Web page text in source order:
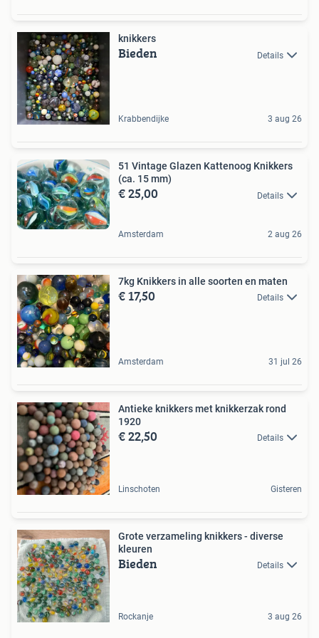
knikkers
Bieden Details
Krabbendijke 3 aug 26
51 Vintage Glazen Kattenoog Knikkers
(ca. 15 mm)
€ 25,00 Details
Amsterdam 2 aug 26
7kg Knikkers in alle soorten en maten
€ 17,50 Details
Amsterdam 31 jul 26
Antieke knikkers met knikkerzak rond
1920
€ 22,50 Details
Linschoten Gisteren
Grote verzameling knikkers - diverse
kleuren
Bieden Details
Rockanje 3 aug 26